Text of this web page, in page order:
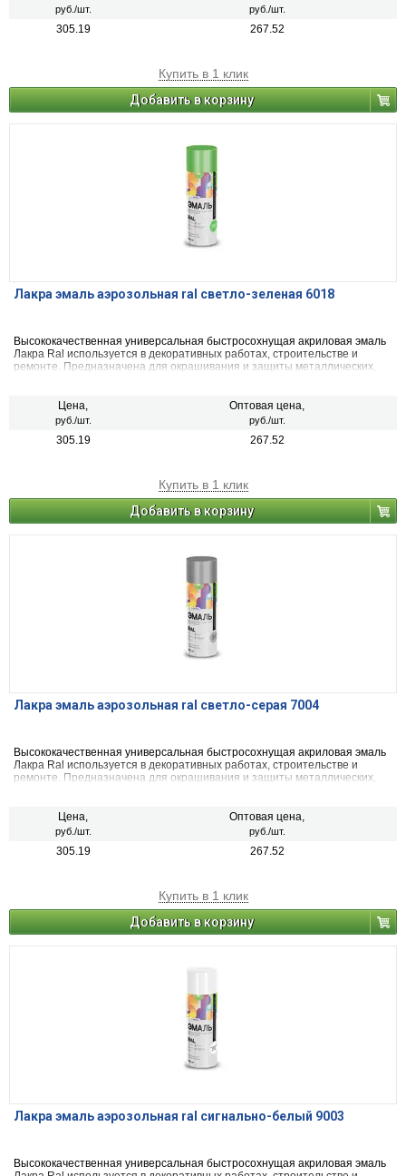
руб./шт. руб./шт.
305.19 267.52
Купить в 1 клик
Добавить в корзину
Лакра эмаль аэрозольная ral светло-зеленая 6018
Высококачественная универсальная быстросохнущая акриловая эмаль
Лакра Ral используется в декоративных работах, строительстве и
ремонте. Предназначена для окрашивания и защиты металлических,
внутренних работ.
Цена,
руб./шт.
Оптовая цена,
руб./шт.
305.19 267.52
Купить в 1 клик
Добавить в корзину
Лакра эмаль аэрозольная ral светло-серая 7004
Высококачественная универсальная быстросохнущая акриловая эмаль
Лакра Ral используется в декоративных работах, строительстве и
ремонте. Предназначена для окрашивания и защиты металлических,
внутренних работ.
Цена,
руб./шт.
Оптовая цена,
руб./шт.
305.19 267.52
Купить в 1 клик
Добавить в корзину
Лакра эмаль аэрозольная ral сигнально-белый 9003
Высококачественная универсальная быстросохнущая акриловая эмаль